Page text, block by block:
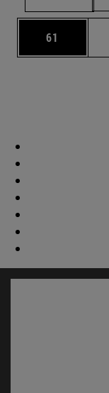
Página
61